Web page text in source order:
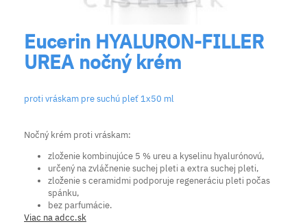
Eucerin HYALURON-FILLER
UREA nočný krém
proti vráskam pre suchú pleť 1x50 ml
Nočný krém proti vráskam:
zloženie kombinujúce 5 % ureu a kyselinu hyalurónovú,
určený na zvláčnenie suchej pleti a extra suchej pleti,
zloženie s ceramidmi podporuje regeneráciu pleti počas
spánku,
bez parfumácie.
Viac na adcc.sk